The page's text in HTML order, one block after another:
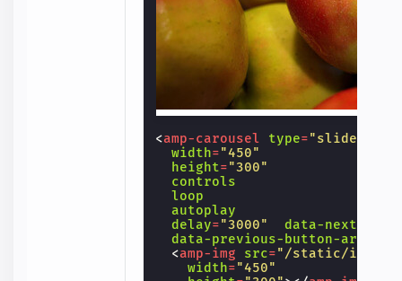
<amp-carousel type="slides"
width="450"
height="300"
controls
loop
autoplay
delay="3000"
data-next-
data-previous-button-aria-
<amp-img src="/static/inline-
width="450"